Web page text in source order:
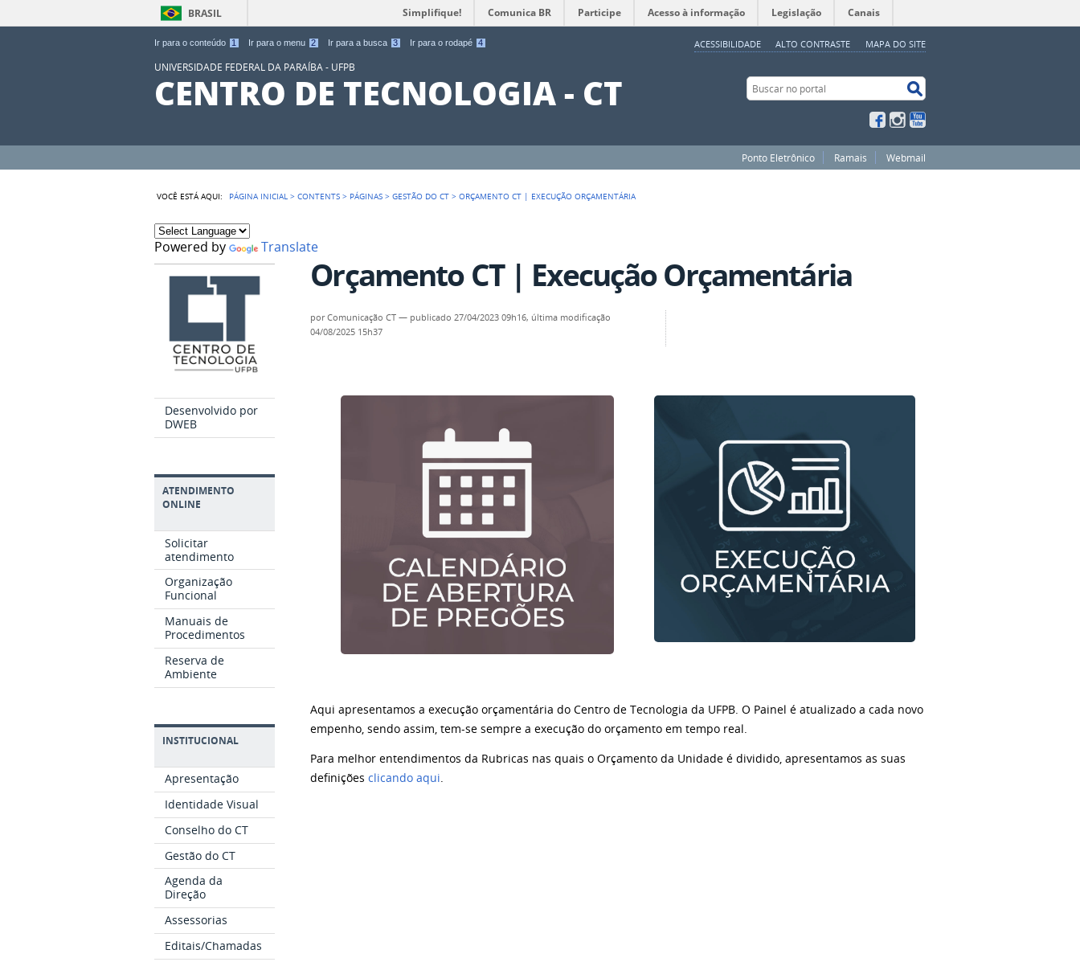
Ir para o conteúdo 1 Ir para o menu 2 Ir para a busca 3 Ir para o rodapé 4 ACESSIBILIDADE ALTO CONTRASTE MAPA DO SITE
BRASIL Simplifique! Comunica BR Participe Acesso à informação Legislação Canais
UNIVERSIDADE FEDERAL DA PARAÍBA - UFPB
CENTRO DE TECNOLOGIA - CT Buscar no portal
FacebookInstagram
Ponto Eletrônico Ramais Webmail
VOCÊ ESTÁ AQUI: PÁGINA INICIAL >CONTENTS > PÁGINAS >GESTÃO DO CT >ORÇAMENTO CT | EXECUÇÃO ORÇAMENTÁRIA
Powered by Translate
Desenvolvido por
DWEB
ATENDIMENTO
ONLINE
Solicitar
atendimento
Organização
Funcional
Manuais de
Procedimentos
Reserva de
Ambiente
INSTITUCIONAL
Apresentação
Identidade Visual
Conselho do CT
Gestão do CT
Agenda da
Direção
Assessorias
Editais/Chamadas
Orçamento CT | Execução Orçamentária
porComunicação CT — publicado 27/04/2023 09h16, última modificação
04/08/2025 15h37
Aqui apresentamos a execução orçamentária do Centro de Tecnologia da UFPB. O Painel é atualizado a cada novo
empenho, sendo assim, tem-se sempre a execução do orçamento em tempo real.
Para melhor entendimentos da Rubricas nas quais o Orçamento da Unidade é dividido, apresentamos as suas
definiçõesclicando aqui.